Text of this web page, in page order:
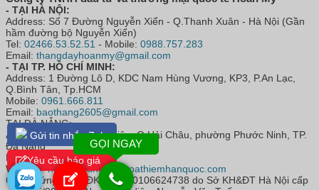
- TẠI HÀ NỘI:
Address: Số 7 Đường Nguyễn Xiển - Q.Thanh Xuân - Hà Nội (Gần
hầm đường bộ Nguyễn Xiển)
Tel: 02466.53.52.51 - Mobile: 0988.757.283
Email: thangdayhoanmy@gmail.com
- TẠI TP. HỒ CHÍ MINH:
Address: 1 Đường Lô D, KDC Nam Hùng Vương, KP3, P.An Lạc,
Q.Bình Tân, Tp.HCM
Mobile: 0961.666.811
Email: baothang2605@gmail.com
TẠI ĐÀ NẴNG:
Address: Số 52 Hoàng Diệu, Q.Hải Châu, phường Phước Ninh, TP.
Đà Nẵng
Mobile:0368.283.286
Website:https://thangdaythoathiemhanquoc.com
Giấy chứng nhận ĐKKD số: 0106624738 do Sở KH&ĐT Hà Nội cấp
GỌI NGAY
Gửi tin nhắn Zalo
Yêu cầu báo giá